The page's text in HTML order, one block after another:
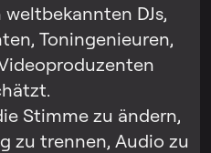
DJs,
Toningenieuren,
Stimme zu ändern,
zu trennen, Audio zu